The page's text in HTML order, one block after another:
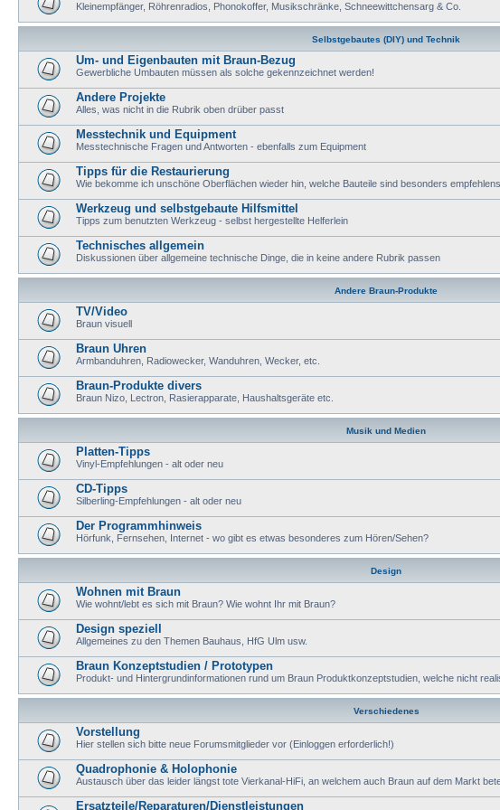
Kleinempfänger, Röhrenradios, Phonokoffer, Musikschränke, Schneewittchensarg & Co.
Selbstgebautes (DIY) und Technik
Um- und Eigenbauten mit Braun-Bezug
Gewerbliche Umbauten müssen als solche gekennzeichnet werden!
Andere Projekte
Alles, was nicht in die Rubrik oben drüber passt
Messtechnik und Equipment
Messtechnische Fragen und Antworten - ebenfalls zum Equipment
Tipps für die Restaurierung
Wie bekomme ich unschöne Oberflächen wieder hin, welche Bauteile sind besonders
Werkzeug und selbstgebaute Hilfsmittel
Tipps zum benutzten Werkzeug - selbst hergestellte Helferlein
Technisches allgemein
Diskussionen über allgemeine technische Dinge, die in keine andere Rubrik passen
Andere Braun-Produkte
TV/Video
Braun visuell
Braun Uhren
Armbanduhren, Radiowecker, Wanduhren, Wecker, etc.
Braun-Produkte divers
Braun Nizo, Lectron, Rasierapparate, Haushaltsgeräte etc.
Musik und Medien
Platten-Tipps
Vinyl-Empfehlungen - alt oder neu
CD-Tipps
Silberling-Empfehlungen - alt oder neu
Der Programmhinweis
Hörfunk, Fernsehen, Internet - wo gibt es etwas besonderes zum Hören/Sehen?
Design
Wohnen mit Braun
Wie wohnt/lebt es sich mit Braun? Wie wohnt Ihr mit Braun?
Design speziell
Allgemeines zu den Themen Bauhaus, HfG Ulm usw.
Braun Konzeptstudien / Prototypen
Produkt- und Hintergrundinformationen rund um Braun Produktkonzeptstudien, welche nicht
Verschiedenes
Vorstellung
Hier stellen sich bitte neue Forumsmitglieder vor (Einloggen erforderlich!)
Quadrophonie & Holophonie
Austausch über das leider längst tote Vierkanal-HiFi, an welchem auch Braun auf dem Markt
Ersatzteile/Reparaturen/Dienstleistungen